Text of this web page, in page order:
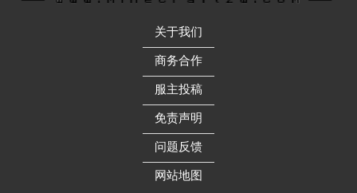
关于我们
——————
商务合作
——————
服主投稿
——————
免责声明
——————
问题反馈
——————
网站地图